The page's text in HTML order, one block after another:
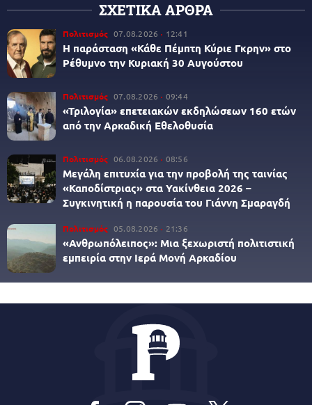
ΣΧΕΤΙΚΑ ΑΡΘΡΑ
Πολιτισμός 07.08.2026 12:41
Η παράσταση «Κάθε Πέμπτη Κύριε Γκρην» στο
Ρέθυμνο την Κυριακή 30 Αυγούστου
Πολιτισμός 07.08.2026 09:44
«Τριλογία» επετειακών εκδηλώσεων 160 ετών
από την Αρκαδική Εθελοθυσία
Πολιτισμός 06.08.2026 08:56
Μεγάλη επιτυχία για την προβολή της ταινίας
«Καποδίστριας» στα Υακίνθεια 2026 –
Συγκινητική η παρουσία του Γιάννη Σμαραγδή
Πολιτισμός 05.08.2026 21:36
«Ανθρωπόλειπος»: Μια ξεχωριστή πολιτιστική
εμπειρία στην Ιερά Μονή Αρκαδίου